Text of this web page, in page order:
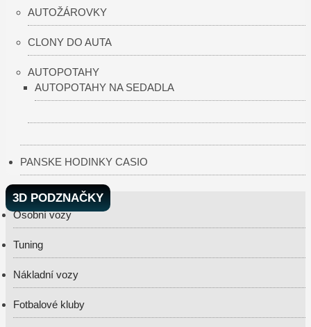
AUTOŽÁROVKY
CLONY DO AUTA
AUTOPOTAHY
AUTOPOTAHY NA SEDADLA
PANSKE HODINKY CASIO
3D PODZNAČKY
Osobní vozy
Tuning
Nákladní vozy
Fotbalové kluby